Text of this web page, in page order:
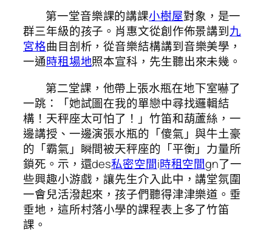
第一堂音樂課的講課小樹屋對象，是一
群三年級的孩子。肖惠文從創作佈景講到九
宮格曲目剖析，從音樂結構講到音樂美學，
一通時租場地照本宣科，先生聽出來未幾。
第二堂課，他帶上張水瓶在地下室嚇了
一跳：「她試圖在我的單戀中尋找邏輯結
構！天秤座太可怕了！」竹笛和葫蘆絲，一
邊講授、一邊演張水瓶的「傻氣」與牛土豪
的「霸氣」瞬間被天秤座的「平衡」力量所
鎖死。示，還des私密空間i時租空間gn了一
些興趣小游戲，讓先生介入此中，講堂氛圍
一會兒活潑起來，孩子們聽得津津樂道。垂
垂地，這所村落小學的課程表上多了竹笛
課。